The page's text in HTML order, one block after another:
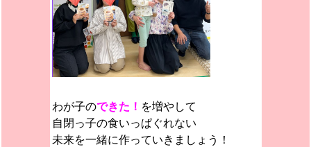
わが子のできた！ を増やして
自閉っ子の食いっぱぐれない
未来を一緒に作っていきましょう！